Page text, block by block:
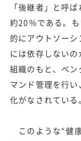
「後継者」と呼
約20％である。
的にアウトソー
には依存しない
組織のもと、ベ
マンド管理を行
化がなされている。
このような“健